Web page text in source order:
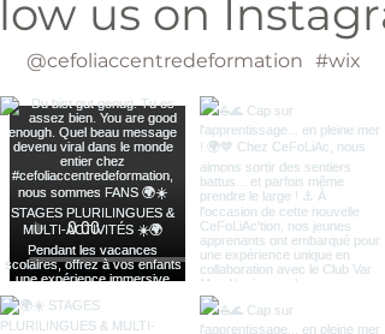
us on
#wix
@cefoliaccentredeformation